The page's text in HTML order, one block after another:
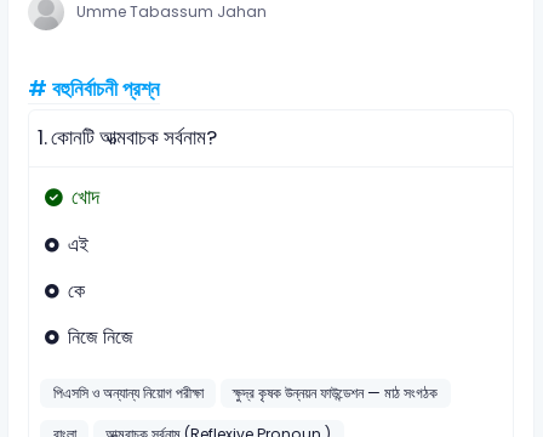
Umme Tabassum Jahan
# বহুনির্বাচনী প্রশ্ন
1.কোনটি আত্মবাচক সর্বনাম?
খোদ
এই
কে
নিজে নিজে
পিএসসি ও অন্যান্য নিয়োগ পরীক্ষা
ক্ষুদ্র কৃষক উন্নয়ন ফাউন্ডেশন — মাঠ সংগঠক